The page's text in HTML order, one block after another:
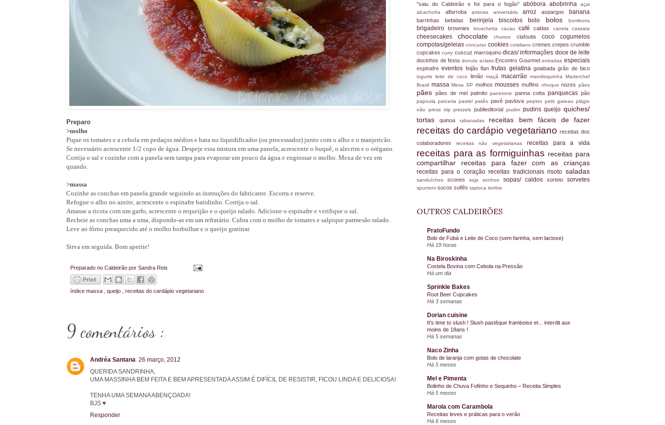
Preparo
>molho
Pique os tomates e a cebola em pedaços médios e bata no liquidificador (ou processador) junto com o alho e o manjericão.
Se necessário acrescente 1/2 copo de água. Despeje essa mistura em uma panela, acrescente o buquê, o alecrim e o orégano.
Corrija o sal e cozinhe com a panela sem tampa para evaporar um pouco da água e engrossar o molho. Mexa de vez em
quando.
>massa
Cozinhe as conchas em panela grande seguindo as instruções do fabricante. Escorra e reserve.
Refogue o alho no azeite, acrescente o espinafre batidinho. Corrija o sal.
Amasse a ricota com um garfo, acrescente o requeijão e o queijo ralado. Adicione o espinafre e verifique o sal.
Recheie as conchas uma a uma, dispondo-as em um refratário. Cubra com o molho de tomates e salpique parmesão ralado.
Leve ao fôrno preaquecido até o molho borbulhar e o queijo gratinar.
Sirva em seguida. Bom apetite!
Preparado no Caldeirão por Sandra Reis
índice massa queijo receitas do cardápio vegetariano
9 comentários :
Andréa Santana 26 março, 2012
QUERIDA SANDRINHA,
UMA MASSINHA BEM FEITA E BEM APRESENTADA ASSIM É DIFÍCIL DE RESISTIR, FICOU LINDA E DELICIOSA!
TENHA UMA SEMANA ABENÇOADA!
BJS ♥
Responder
"saiu do Caldeirão e foi para o fogão" abóbora abobrinhaaçai
alcachofra alfarroba amoras aniversárioarrozaspargos banana
barrinhasbebidas berinjela biscoitos bolo bolosbombons
brigadeirobrownies bruschetta cacaucafécaldas canelacassata
cheesecakeschocolatechurros clafoutis cococogumelos
compotas/geleias concurso cookies cotidiano cremes crepes crumble
cupcakescurry cuscuz marroquino dicas/ informações doce de leite
docinhos de festa donuts eclairs Encontro Gourmetentradas especiais
espinafreeventos feijãoflanfrutas gelatinagoiabadagrão de bico
iogurte leite de coco limão maçã macarrão mandioquinha Marterchef
Brasil massaMesa SP molhosmoussesmuffins nhoquenozespâes
pães pães de mel palmitopanetonepanna cottapanquecaspão
papoulaparceriapastelpatês pavê pavlova pepino petit gateauplágio
não press trippretzels publieditorial pudim pudinsqueijo quiches/
tortasquinoarabanadas receitas bem fáceis de fazer
receitas do cardápio vegetarianoreceitas dos
colaboradores receitas não vegetarianas receitas para a vida
receitas para as formiguinhas receitas para
compartilhar receitas para fazer com as crianças
receitas para o coraçãoreceitas tradicionaisrisotosaladas
sanduíches scones soja sonhos sopas/ caldos sorteio sorvetes
spumoni sucos suflês tapioca terrine
OUTROS CALDEIRÕES
PratoFundo
Bolo de Fubá e Leite de Coco (sem farinha, sem lactose)
Há 19 horas
Na Biroskinha
Costela Bovina com Cebola na Pressão
Há um dia
Sprinkle Bakes
Root Beer Cupcakes
Há 3 semanas
Dorian cuisine
It's time to slush ! Slush pastèque framboise et... interdit aux
moins de 18ans !
Há 5 semanas
Naco Zinha
Bolo de laranja com gotas de chocolate
Há 5 meses
Mel e Pimenta
Bolinho de Chuva Fofinho e Sequinho – Receita Simples
Há 5 meses
Marola com Carambola
Receitas leves e práticas para o verão
Há 6 meses